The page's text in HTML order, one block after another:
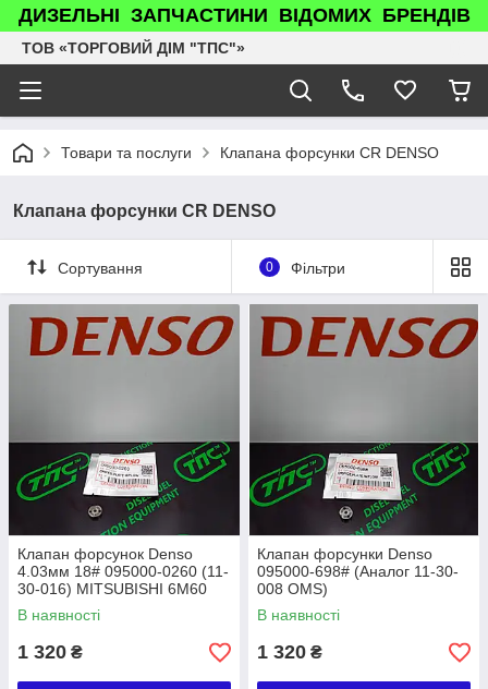
ДИЗЕЛЬНІ ЗАПЧАСТИНИ ВІДОМИХ БРЕНДІВ
ТОВ «ТОРГОВИЙ ДІМ "ТПС"»
Товари та послуги Клапана форсунки CR DENSO
Клапана форсунки CR DENSO
Сортування 0 Фільтри
Клапан форсунок Denso
4.03мм 18# 095000-0260 (11-
30-016) MITSUBISHI 6M60
В наявності
1 320 ₴
Клапан форсунки Denso
095000-698# (Аналог 11-30-
008 OMS)
В наявності
1 320 ₴